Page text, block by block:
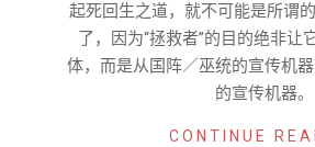
起死回生之道，就不可能是所谓
了，因为“拯救者”的目的绝非让
体，而是从国阵／巫统的宣传机
的宣传机器。
CONTINUE